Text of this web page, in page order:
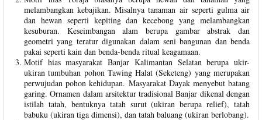
melambangkan kebajikan. Misalnya tanaman air seperti gulma air
dan hewan seperti kepiting dan kecebong yang melambangkan
kesuburan. Keseimbangan alam berupa gambar abstrak dan
geometri yang teratur digunakan dalam seni bangunan dan benda
pakai seperti kain dan benda-benda ritual keagamaan.
Motif hias masyarakat Banjar Kalimantan Selatan berupa ukir-
ukiran tumbuhan pohon Tawing Halat (Seketeng) yang merupakan
perwujudan pohon kehidupan. Masyarakat Dayak menyebut batang
garing. Ornamen dalam arsitektur tradisional Banjar dikenal dengan
istilah tatah, bentuknya tatah surut (ukiran berupa relief), tatah
babuku (ukiran tiga dimensi), dan tatah baluang (ukiran berlobang).